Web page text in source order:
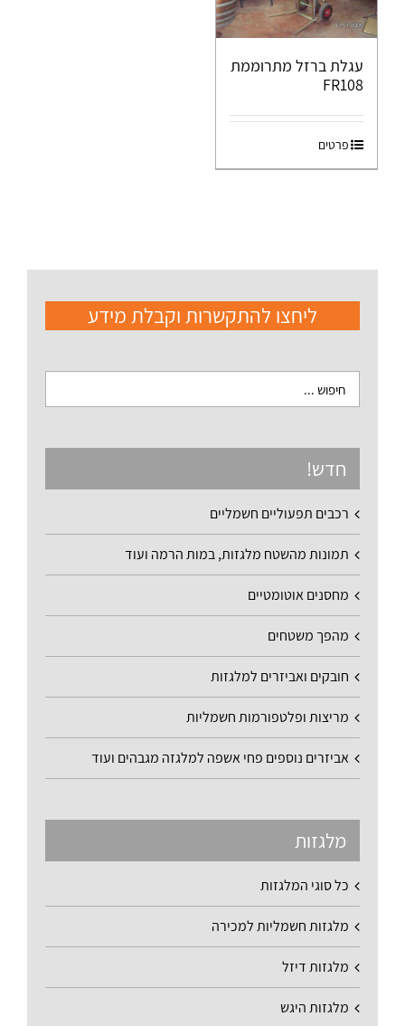
עגלת ברזל מתרוממת
FR108
פרטים
ליחצו להתקשרות וקבלת מידע
חדש!
רכבים תפעוליים חשמליים
תמונות מהשטח מלגזות, במות הרמה ועוד
מחסנים אוטומטיים
מהפך משטחים
חובקים ואביזרים למלגזות
מריצות ופלטפורמות חשמליות
אביזרים נוספים פחי אשפה למלגזה מגבהים ועוד
מלגזות
כל סוגי המלגזות
מלגזות חשמליות למכירה
מלגזות דיזל
מלגזות היגש